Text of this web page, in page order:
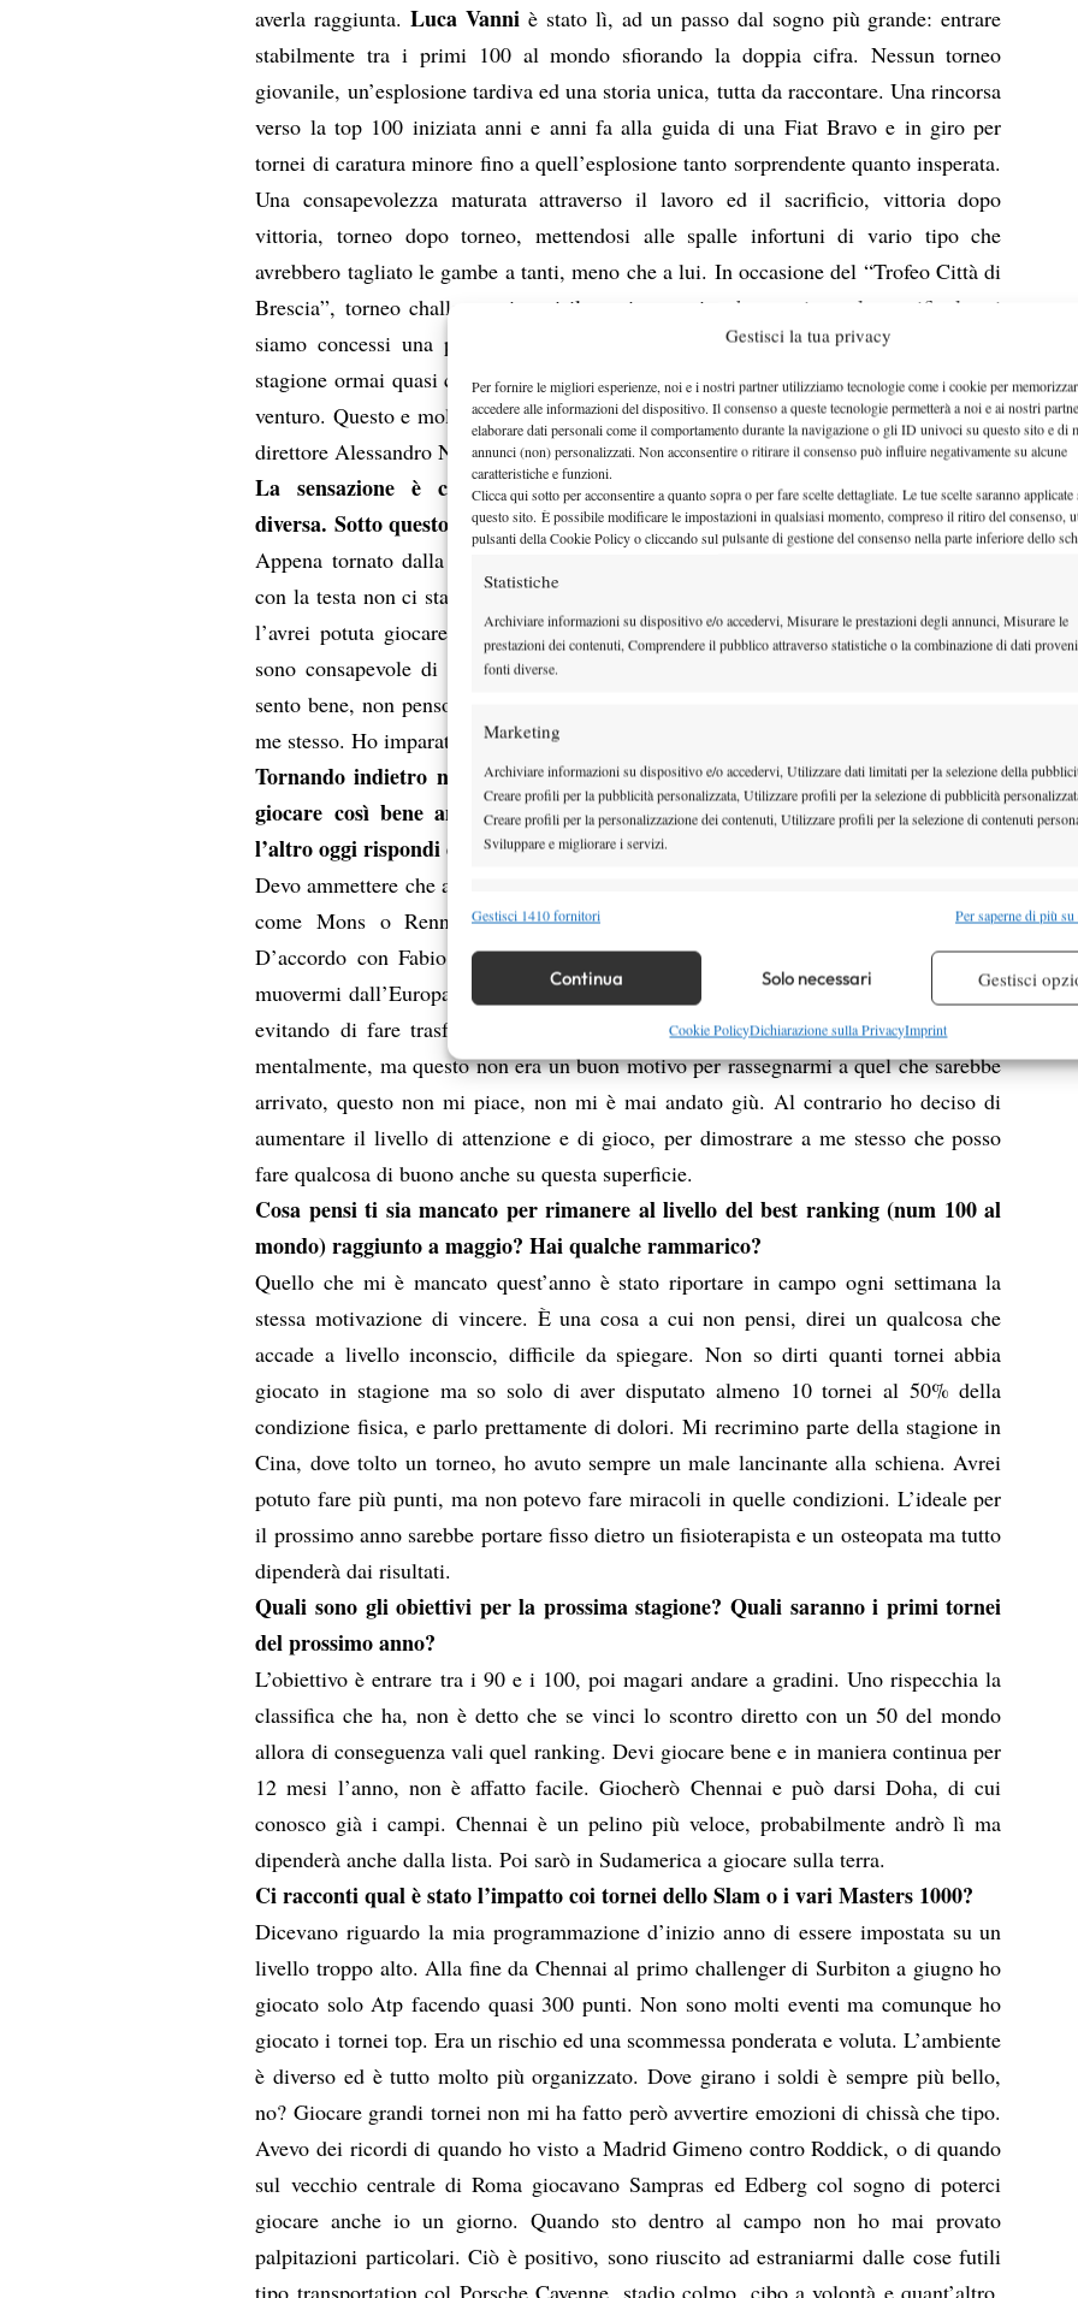
Gestisci la tua privacy
Per fornire le migliori esperienze, noi e i nostri partner utilizziamo tecnologie come i cookie per
accedere alle informazioni del dispositivo. Il consenso a queste tecnologie permetterà a noi e ai nostri
elaborare dati personali come il comportamento durante la navigazione o gli ID univoci su questo sito e di
annunci (non) personalizzati. Non acconsentire o ritirare il consenso può influire negativamente su alcune
caratteristiche e funzioni.
Clicca qui sotto per acconsentire a quanto sopra o per fare scelte dettagliate. Le tue scelte saranno applicate
questo sito. È possibile modificare le impostazioni in qualsiasi momento, compreso il ritiro del consenso,
pulsanti della Cookie Policy o cliccando sul pulsante di gestione del consenso nella parte inferiore dello
Statistiche
Archiviare informazioni su dispositivo e/o accedervi, Misurare le prestazioni degli annunci, Misurare le
prestazioni dei contenuti, Comprendere il pubblico attraverso statistiche o la combinazione di dati
fonti diverse.
Marketing
Archiviare informazioni su dispositivo e/o accedervi, Utilizzare dati limitati per la selezione della
Creare profili per la pubblicità personalizzata, Utilizzare profili per la selezione di pubblicità
Creare profili per la personalizzazione dei contenuti, Utilizzare profili per la selezione di contenuti
Sviluppare e migliorare i servizi.
Funzionalità
Identificare i dispositivi in base alle informazioni trasmesse automaticamente.
Garantire la sicurezza, prevenire e rilevare frodi, correggere errori,
Erogare e presentare pubblicità e contenuto, Salvare e comunicare le
scelte sulla privacy.
Gestisci 1410 fornitori Per saperne di più
Continua Solo necessari Gestisci
Cookie PolicyDichiarazione sulla PrivacyImprint
averla raggiunta.Luca Vanni è stato lì, ad un passo dal sogno più grande: entrare
stabilmente tra i primi 100 al mondo sfiorando la doppia cifra. Nessun torneo
giovanile, un’esplosione tardiva ed una storia unica, tutta da raccontare. Una rincorsa
verso la top 100 iniziata anni e anni fa alla guida di una Fiat Bravo e in giro per
tornei di caratura minore fino a quell’esplosione tanto sorprendente quanto insperata.
Una consapevolezza maturata attraverso il lavoro ed il sacrificio, vittoria dopo
vittoria, torneo dopo torneo, mettendosi alle spalle infortuni di vario tipo che
avrebbero tagliato le gambe a tanti, meno che a lui. In occasione del “Trofeo Città di
Brescia”, torneo challenger in cui il tennista aretino ha raggiunto la semifinale, ci
siamo concessi una piacevole chiacchierata davanti ad un caffé per analizzare la
stagione ormai quasi conclusa e per capire quali siano gli obiettivi in vista dell’anno
venturo. Questo e molte altre curiosità nell’intervista realizzata da Luca Fiorino ed il
direttore Alessandro Nizegorodcew.
La sensazione è che in questi ultimi tornei ci sia una consapevolezza
diversa. Sotto questo livello medio-alto sembra proprio che tu non scenda ora.
Appena tornato dalla trasferta asiatica ho giocato Mons e Rennes ma francamente
con la testa non ci stavo proprio. Iniziava la Serie A, se mi fossi tolto dai tornei non
l’avrei potuta giocare. Da ormai più di un mese sto esprimendo un buon tennis e
sono consapevole di ciò che posso fare. A livello di concentrazione in campo mi
sento bene, non penso più di tanto all’avversario che ho davanti e sono più sicuro di
me stesso. Ho imparato a non sottovalutare mai qualsiasi partita o avversario.
Tornando indietro nel tempo, anche a due anni fa, avresti mai immaginato di
giocare così bene anche indoor? È scattato qualcosa a livello mentale? Tra
l’altro oggi rispondi decisamente meglio…
Devo ammettere che a parte Brescia dove le condizioni sono molto veloci, altri tornei
come Mons o Rennes si sono rivelati piuttosto lenti, paragonabili alla terra.
D’accordo con Fabio Gorietti, visto che dovevo giocare la Serie A e non potevo
muovermi dall’Europa, abbiamo deciso di optare per questo tipo di programmazione
evitando di fare trasferte in Asia. Fabio mi ha visto stanco fisicamente e scarico
mentalmente, ma questo non era un buon motivo per rassegnarmi a quel che sarebbe
arrivato, questo non mi piace, non mi è mai andato giù. Al contrario ho deciso di
aumentare il livello di attenzione e di gioco, per dimostrare a me stesso che posso
fare qualcosa di buono anche su questa superficie.
Cosa pensi ti sia mancato per rimanere al livello del best ranking (num 100 al
mondo) raggiunto a maggio? Hai qualche rammarico?
Quello che mi è mancato quest’anno è stato riportare in campo ogni settimana la
stessa motivazione di vincere. È una cosa a cui non pensi, direi un qualcosa che
accade a livello inconscio, difficile da spiegare. Non so dirti quanti tornei abbia
giocato in stagione ma so solo di aver disputato almeno 10 tornei al 50% della
condizione fisica, e parlo prettamente di dolori. Mi recrimino parte della stagione in
Cina, dove tolto un torneo, ho avuto sempre un male lancinante alla schiena. Avrei
potuto fare più punti, ma non potevo fare miracoli in quelle condizioni. L’ideale per
il prossimo anno sarebbe portare fisso dietro un fisioterapista e un osteopata ma tutto
dipenderà dai risultati.
Quali sono gli obiettivi per la prossima stagione? Quali saranno i primi tornei
del prossimo anno?
L’obiettivo è entrare tra i 90 e i 100, poi magari andare a gradini. Uno rispecchia la
classifica che ha, non è detto che se vinci lo scontro diretto con un 50 del mondo
allora di conseguenza vali quel ranking. Devi giocare bene e in maniera continua per
12 mesi l’anno, non è affatto facile. Giocherò Chennai e può darsi Doha, di cui
conosco già i campi. Chennai è un pelino più veloce, probabilmente andrò lì ma
dipenderà anche dalla lista. Poi sarò in Sudamerica a giocare sulla terra.
Ci racconti qual è stato l’impatto coi tornei dello Slam o i vari Masters 1000?
Dicevano riguardo la mia programmazione d’inizio anno di essere impostata su un
livello troppo alto. Alla fine da Chennai al primo challenger di Surbiton a giugno ho
giocato solo Atp facendo quasi 300 punti. Non sono molti eventi ma comunque ho
giocato i tornei top. Era un rischio ed una scommessa ponderata e voluta. L’ambiente
è diverso ed è tutto molto più organizzato. Dove girano i soldi è sempre più bello,
no? Giocare grandi tornei non mi ha fatto però avvertire emozioni di chissà che tipo.
Avevo dei ricordi di quando ho visto a Madrid Gimeno contro Roddick, o di quando
sul vecchio centrale di Roma giocavano Sampras ed Edberg col sogno di poterci
giocare anche io un giorno. Quando sto dentro al campo non ho mai provato
palpitazioni particolari. Ciò è positivo, sono riuscito ad estraniarmi dalle cose futili
tipo transportation col Porsche Cayenne, stadio colmo, cibo a volontà e quant’altro.